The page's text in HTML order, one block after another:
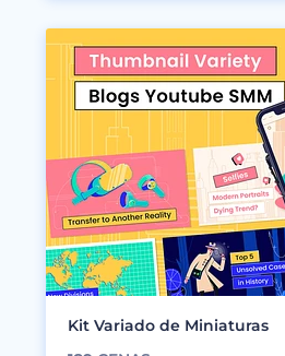
Kit Variado de Miniaturas